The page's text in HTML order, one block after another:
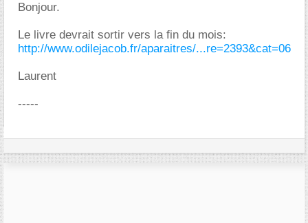
Bonjour.
Le livre devrait sortir vers la fin du mois:
http://www.odilejacob.fr/aparaitres/...re=2393&cat=06
Laurent
-----